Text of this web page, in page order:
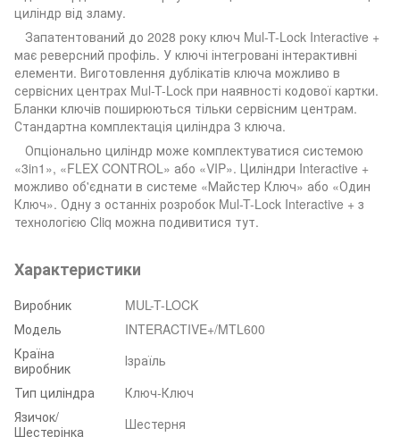
циліндр від зламу.
Запатентований до 2028 року ключ Mul-T-Lock Interactive +
має реверсний профіль. У ключі інтегровані інтерактивні
елементи. Виготовлення дублікатів ключа можливо в
сервісних центрах Mul-T-Lock при наявності кодової картки.
Бланки ключів поширюються тільки сервісним центрам.
Стандартна комплектація циліндра 3 ключа.
Опціонально циліндр може комплектуватися системою
«3in1», «FLEX CONTROL» або «VIP». Циліндри Interactive +
можливо об'єднати в системе «Майстер Ключ» або «Один
Ключ». Одну з останніх розробок Mul-T-Lock Interactive + з
технологією Cliq можна подивитися тут.
Характеристики
Виробник
MUL-T-LOCK
Модель
INTERACTIVE+/MTL600
Країна
виробник
Ізраїль
Тип циліндра
Ключ-Ключ
Язичок/
Шестерінка
Шестерня